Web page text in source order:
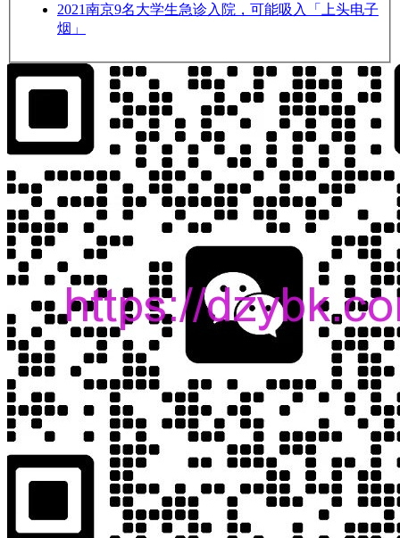
2021南京9名大学生急诊入院，可能吸入「上头电子
烟」